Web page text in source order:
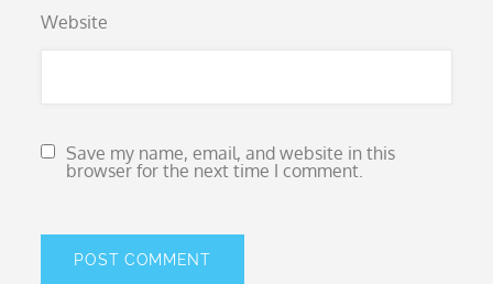
Website
Save my name, email, and website in this
browser for the next time I comment.